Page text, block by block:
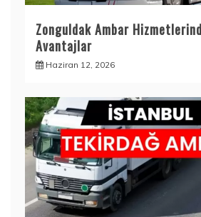
Zonguldak Ambar
Avantajlar
Haziran 12, 2026